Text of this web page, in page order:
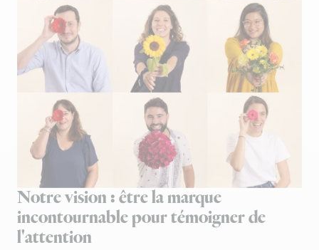
Notre vision : être la marque
incontournable pour témoigner de
l'attention